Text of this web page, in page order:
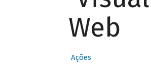
Web
Ações